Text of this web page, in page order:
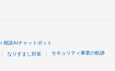
相談AIチャットボット
なりすまし対策 セキュリティ事業の軌跡